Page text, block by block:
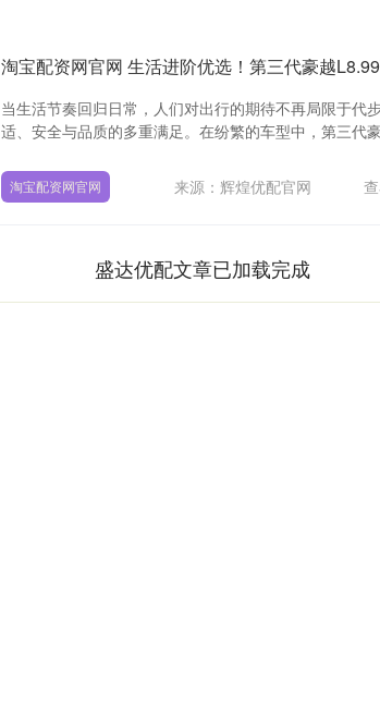
淘宝配资网官网 生活进阶优选！第三代豪越
当生活节奏回归日常，人们对出行的期待不再局限于代
适、安全与品质的多重满足。在纷繁的车型中，第三代
淘宝配资网官网 来源：辉煌优配官网
盛达优配文章已加载完成